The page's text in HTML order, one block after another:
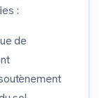
:
de